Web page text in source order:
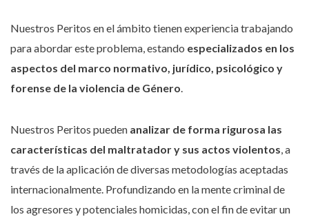
Nuestros Peritos en el ámbito tienen experiencia trabajando
para abordar este problema, estando especializados en los
aspectos del marco normativo, jurídico, psicológico y
forense de la violencia de Género.
Nuestros Peritos pueden analizar de forma rigurosa las
características del maltratador y sus actos violentos, a
través de la aplicación de diversas metodologías aceptadas
internacionalmente. Profundizando en la mente criminal de
los agresores y potenciales homicidas, con el fin de evitar un